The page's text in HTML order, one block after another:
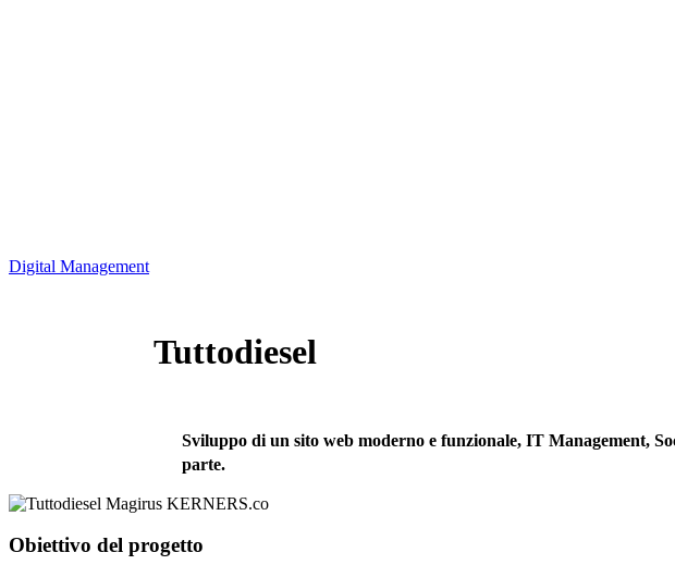
Digital Management
Tuttodiesel
Sviluppo di un sito web moderno e funzionale, IT Management,
parte.
Obiettivo del progetto